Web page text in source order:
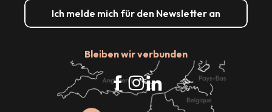
Ich melde mich für den Newsletter an
Bleiben wir verbunden